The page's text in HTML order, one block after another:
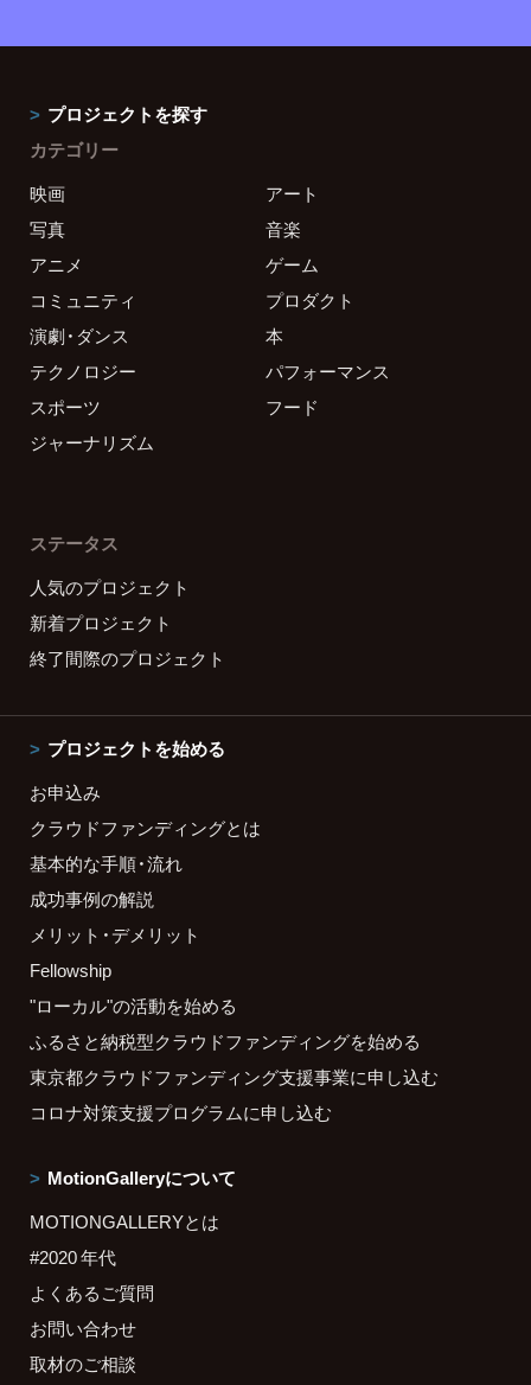
プロジェクトを探す
カテゴリー
映画
アート
写真
音楽
アニメ
ゲーム
コミュニティ
プロダクト
演劇・ダンス
本
テクノロジー
パフォーマンス
スポーツ
フード
ジャーナリズム
ステータス
人気のプロジェクト
新着プロジェクト
終了間際のプロジェクト
プロジェクトを始める
お申込み
クラウドファンディングとは
基本的な手順・流れ
成功事例の解説
メリット・デメリット
Fellowship
"ローカル"の活動を始める
ふるさと納税型クラウドファンディングを始める
東京都クラウドファンディング支援事業に申し込む
コロナ対策支援プログラムに申し込む
MotionGalleryについて
MOTIONGALLERYとは
#2020 年代
よくあるご質問
お問い合わせ
取材のご相談